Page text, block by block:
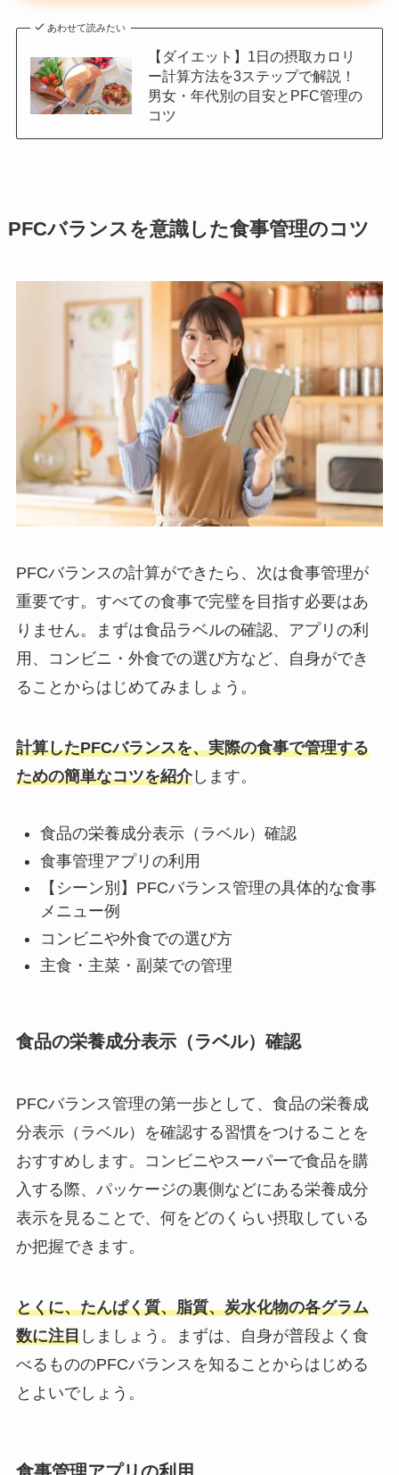
あわせて読みたい
【ダイエット】1日の摂取カロリ
ー計算方法を3ステップで解説！
男女・年代別の目安とPFC管理の
コツ
PFCバランスを意識した食事管理のコツ
PFCバランスの計算ができたら、次は食事管理が
重要です。すべての食事で完璧を目指す必要はあ
りません。まずは食品ラベルの確認、アプリの利
用、コンビニ・外食での選び方など、自身ができ
ることからはじめてみましょう。
計算したPFCバランスを、実際の食事で管理する
ための簡単なコツを紹介します。
食品の栄養成分表示（ラベル）確認
食事管理アプリの利用
【シーン別】PFCバランス管理の具体的な食事
メニュー例
コンビニや外食での選び方
主食・主菜・副菜での管理
食品の栄養成分表示（ラベル）確認
PFCバランス管理の第一歩として、食品の栄養成
分表示（ラベル）を確認する習慣をつけることを
おすすめします。コンビニやスーパーで食品を購
入する際、パッケージの裏側などにある栄養成分
表示を見ることで、何をどのくらい摂取している
か把握できます。
とくに、たんぱく質、脂質、炭水化物の各グラム
数に注目しましょう。まずは、自身が普段よく食
べるもののPFCバランスを知ることからはじめる
とよいでしょう。